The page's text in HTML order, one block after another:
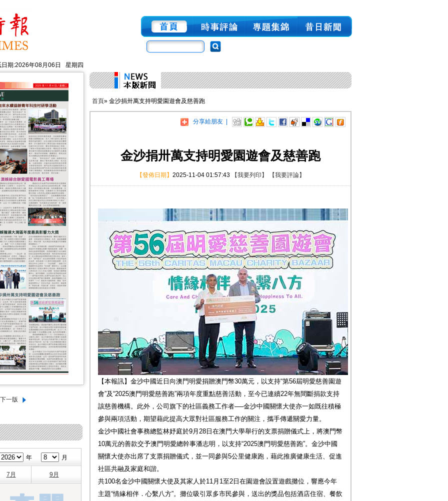
日期:2026年08月06日 星期四
年 月
7月 9月
首頁» 金沙捐卅萬支持明愛園遊會及慈善跑
分享給朋友 |
金沙捐卅萬支持明愛園遊會及慈善跑
【發佈日期】 2025-11-04 01:57:43 【我要列印】 【我要評論】
【本報訊】金沙中國近日向澳門明愛捐贈澳門幣30萬元，以支持“第56屆明愛慈善園遊
會”及“2025澳門明愛慈善跑”兩項年度重點慈善活動，至今已連續22年無間斷捐款支持
該慈善機構。此外，公司旗下的社區義務工作者──金沙中國關懷大使亦一如既往積極
參與兩項活動，期望藉此提高大眾對社區服務工作的關注，攜手傳遞關愛力量。
金沙中國社會事務總監林妤庭於9月28日在澳門大學舉行的支票捐贈儀式上，將澳門幣
10萬元的善款交予澳門明愛總幹事潘志明，以支持“2025澳門明愛慈善跑”。金沙中國
關懷大使亦出席了支票捐贈儀式，並一同參與5公里健康跑，藉此推廣健康生活、促進
社區共融及家庭和諧。
共100名金沙中國關懷大使及其家人於11月1至2日在園遊會設置遊戲攤位，響應今年
主題“情緣相伴．心繫八方”。攤位吸引眾多市民參與，送出的獎品包括酒店住宿、餐飲